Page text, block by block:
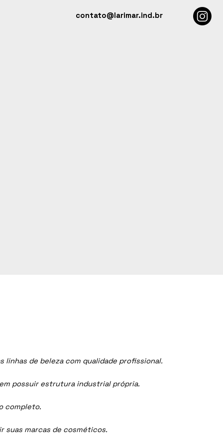
contato@larimar.ind.br
de beleza com qualidade profissional.
possuir estrutura industrial própria.
completo.
suas marcas de cosméticos.